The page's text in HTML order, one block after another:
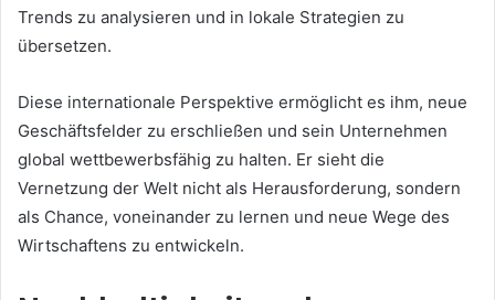
Trends zu analysieren und in lokale Strategien zu
übersetzen.
Diese internationale Perspektive ermöglicht es ihm, neue
Geschäftsfelder zu erschließen und sein Unternehmen
global wettbewerbsfähig zu halten. Er sieht die
Vernetzung der Welt nicht als Herausforderung, sondern
als Chance, voneinander zu lernen und neue Wege des
Wirtschaftens zu entwickeln.